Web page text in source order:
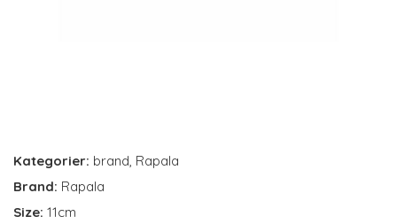
Kategorier: brand, Rapala
Brand: Rapala
Size: 11cm